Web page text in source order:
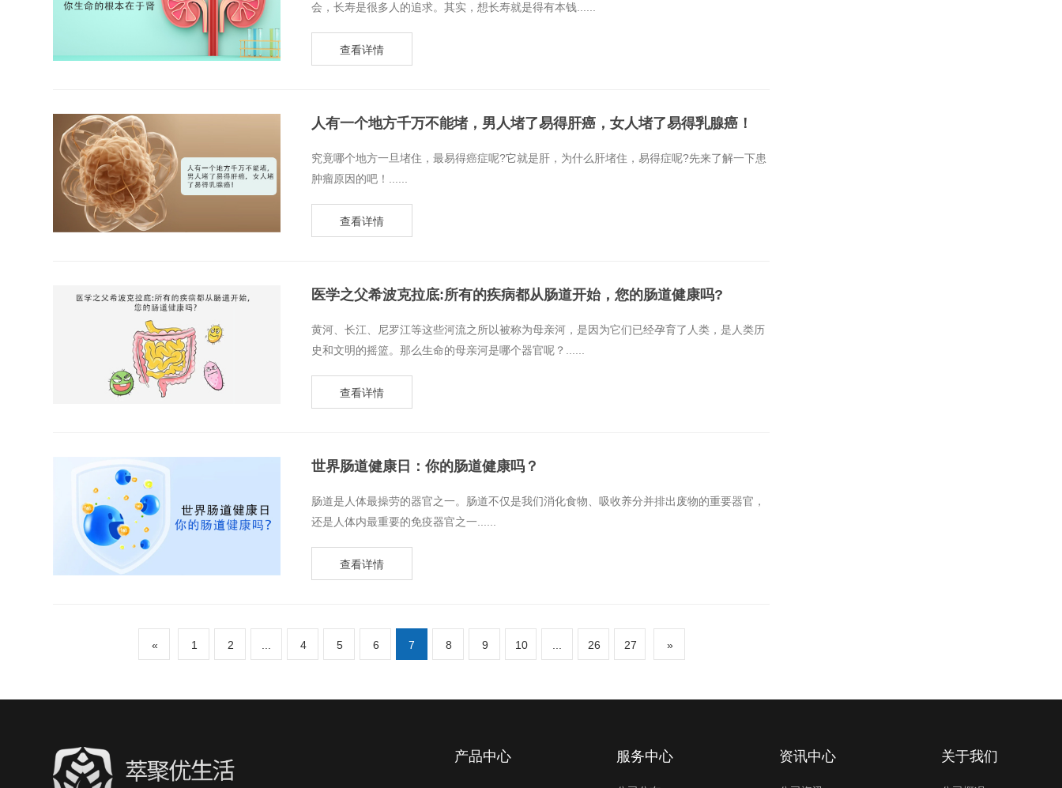
会，长寿是很多人的追求。其实，想长寿就是得有本钱......
查看详情
人有一个地方千万不能堵，男人堵了易得肝癌，女人堵了易得乳腺癌！
​究竟哪个地方一旦堵住，最易得癌症呢?它就是肝，为什么肝堵住，易得症呢?先来了解一下患
肿瘤原因的吧！......
查看详情
医学之父希波克拉底:所有的疾病都从肠道开始，您的肠道健康吗?
​黄河、长江、尼罗江等这些河流之所以被称为母亲河，是因为它们已经孕育了人类，是人类历
史和文明的摇篮。那么生命的母亲河是哪个器官呢？​......
查看详情
世界肠道健康日：你的肠道健康吗？
​肠道是人体最操劳的器官之一。肠道不仅是我们消化食物、吸收养分并排出废物的重要器官，
还是人体内最重要的免疫器官之一......
查看详情
« 1 2 4 5 6 7 8 9 10 26 27 »
产品中心 服务中心 资讯中心 关于我们